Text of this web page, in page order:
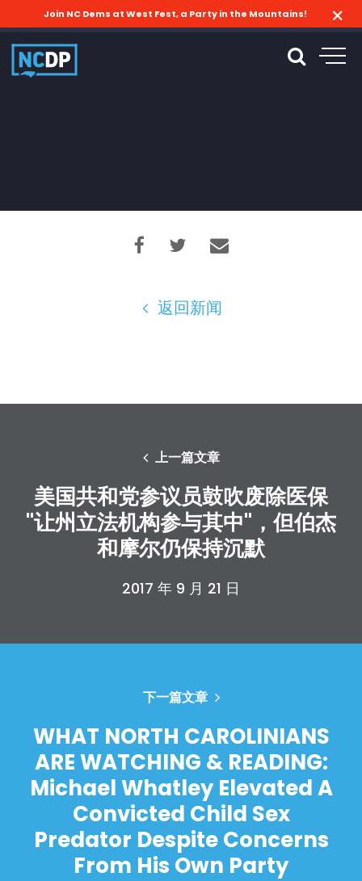
Join NC Dems at West Fest, a Party in the Mountains!
返回新闻
上一篇文章
美国共和党参议员鼓吹废除医保
"让州立法机构参与其中"，但伯杰
和摩尔仍保持沉默
2017 年 9 月 21 日
下一篇文章
WHAT NORTH CAROLINIANS
ARE WATCHING & READING:
Michael Whatley Elevated A
Convicted Child Sex
Predator Despite Concerns
From His Own Party